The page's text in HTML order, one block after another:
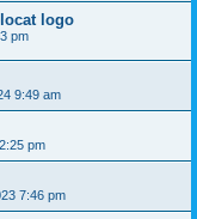
logo
pm
9:49 am
pm
7:46 pm